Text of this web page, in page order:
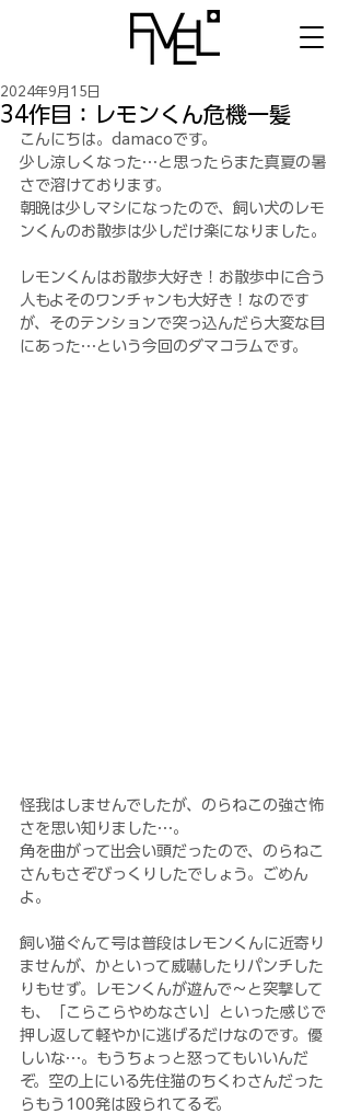
34作目：レモンくん危機一髪
2024年9月15日
こんにちは。damacoです。
少し涼しくなった…と思ったらまた真夏の暑
さで溶けております。
朝晩は少しマシになったので、飼い犬のレモ
ンくんのお散歩は少しだけ楽になりました。
レモンくんはお散歩大好き！お散歩中に合う
人もよそのワンチャンも大好き！なのです
が、そのテンションで突っ込んだら大変な目
にあった…という今回のダマコラムです。
怪我はしませんでしたが、のらねこの強さ怖
さを思い知りました…。
角を曲がって出会い頭だったので、のらねこ
さんもさぞびっくりしたでしょう。ごめん
よ。
飼い猫ぐんて号は普段はレモンくんに近寄り
ませんが、かといって威嚇したりパンチした
りもせず。レモンくんが遊んで〜と突撃して
も、「こらこらやめなさい」といった感じで
押し返して軽やかに逃げるだけなのです。優
しいな…。もうちょっと怒ってもいいんだ
ぞ。空の上にいる先住猫のちくわさんだった
らもう100発は殴られてるぞ。